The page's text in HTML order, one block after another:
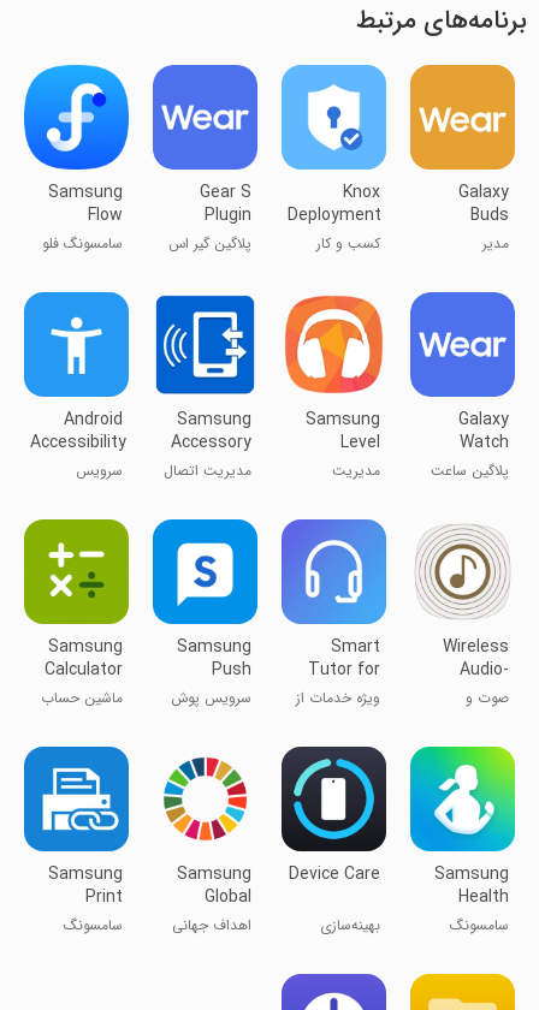
برنامه‌های مرتبط
Galaxy
Buds
Manager
مدیر
کهکشانی
Knox
Deployment
کسب و کار
Gear S
Plugin
پلاگین گیر اس
Samsung
Flow
سامسونگ فلو
Galaxy
Watch
Plugin
پلاگین ساعت
Samsung
Level
مدیریت
سامسونگ
Level
Samsung
Accessory
Service
مدیریت اتصال
گوشی
سامسونگ
Android
Accessibility
Suite
سرویس
اندروید
Wireless
Audio-
Multiroom
صوت و
Smart
Tutor for
SAMSUNG
Mobile
ویژه خدمات از
سامسونگ
Samsung
Push
Service
سرویس پوش
Samsung
Calculator
ماشین حساب
Samsung
Health
سامسونگ
Device Care
بهینه‌سازی
Samsung
Global
Goals
اهداف جهانی
Samsung
Print
Service
Plugin
سامسونگ